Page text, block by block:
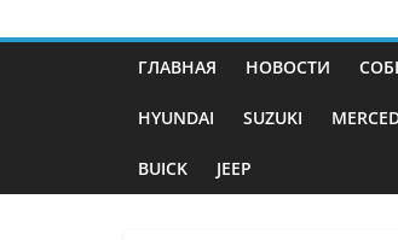
ГЛАВНАЯ НОВОСТИ
HYUNDAI SUZUKI
BUICK JEEP